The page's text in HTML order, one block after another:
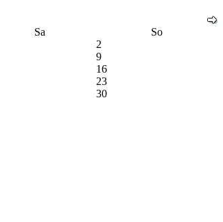
Sa
So
2
9
16
23
30